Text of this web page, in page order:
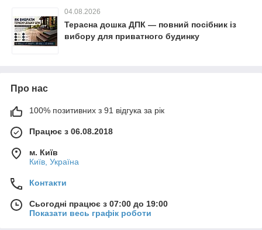
04.08.2026
Терасна дошка ДПК — повний посібник із
вибору для приватного будинку
Про нас
100% позитивних з 91 відгука за рік
Працює з 06.08.2018
м. Київ
Київ, Україна
Контакти
Сьогодні працює з 07:00 до 19:00
Показати весь графік роботи